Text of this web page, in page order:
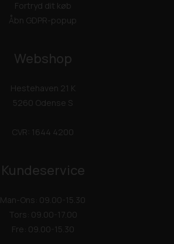
Fortryd dit køb
Åbn GDPR-popup
Webshop
Hestehaven 21 K
5260 Odense S
CVR: 1644 4200
Kundeservice
Man-Ons: 09.00-15.30
Tors: 09.00-17.00
Fre: 09.00-15.30